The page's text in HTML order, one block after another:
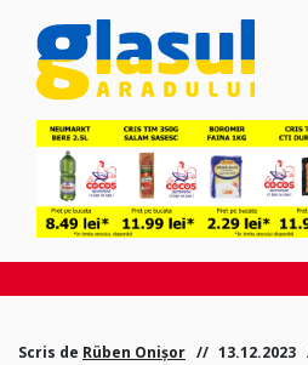
Scris de Rüben Onișor 13.12.2023